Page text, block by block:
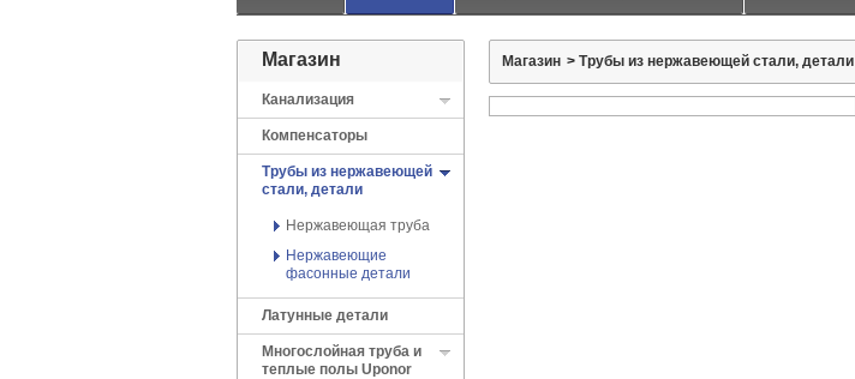
Магазин
Канализация
Компенсаторы
Трубы из нержавеющей
стали, детали
Нержавеющая труба
Нержавеющие
фасонные детали
Латунные детали
Многослойная труба и
теплые полы Uponor
Магазин > Трубы из нержавеющей стали, детали